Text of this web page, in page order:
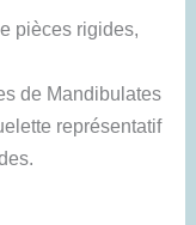
pièces rigides,
de Mandibulates
représentatif